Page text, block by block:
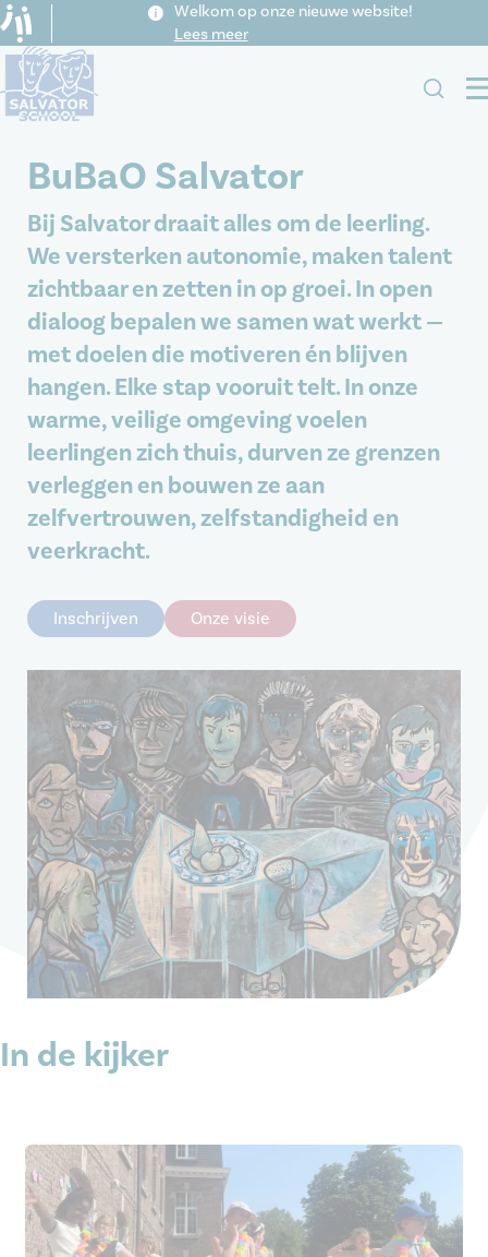
BuBaO Salvator
Welkom op onze nieuwe website!
Lees meer
Visie
Schoolreglement
Team
Samenwerking
Participatie
Praktisch
Schooluren
Leerlingenvervoer
Inschrijven
Veelgestelde vragen
Downloads
Kalender
Activiteiten
Vrije dagen
Nieuws
Contact
BuBaO Salvator
Bij Salvator draait alles om de leerling.
We versterken autonomie, maken talent
zichtbaar en zetten in op groei. In open
dialoog bepalen we samen wat werkt —
met doelen die motiveren én blijven
hangen. Elke stap vooruit telt. In onze
warme, veilige omgeving voelen
leerlingen zich thuis, durven ze grenzen
verleggen en bouwen ze aan
zelfvertrouwen, zelfstandigheid en
veerkracht.
Inschrijven Onze visie
In de kijker